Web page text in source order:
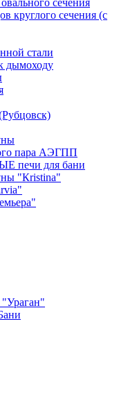
сечения
круглого сечения (с
стали
дымоходу
пара АЭГПП
печи для бани
"Кristina"
"Ураган"